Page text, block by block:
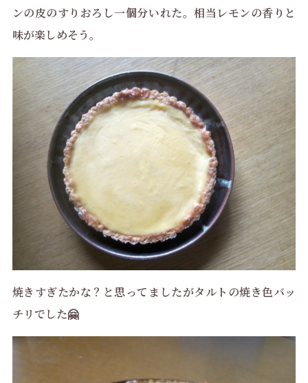
ンの皮のすりおろし一個分いれた。相当レモンの香りと
味が楽しめそう。
焼きすぎたかな？と思ってましたがタルトの焼き色バッ
チリでした🤗